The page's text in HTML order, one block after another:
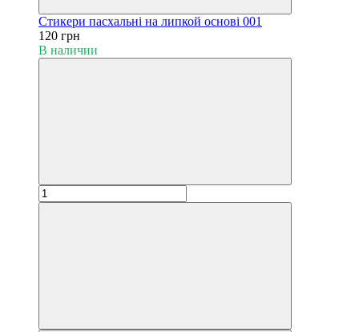
Cтикери пасхальні на липкой основі 001
120 грн
В наличии